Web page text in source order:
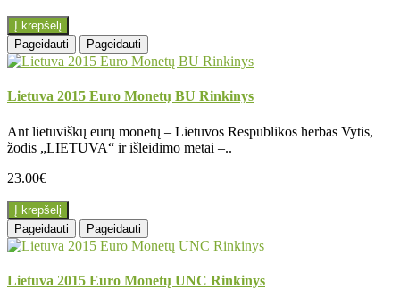
Į krepšelį
Pageidauti
Pageidauti
Lietuva 2015 Euro Monetų BU Rinkinys
Ant lietuviškų eurų monetų – Lietuvos Respublikos herbas Vytis,
žodis „LIETUVA“ ir išleidimo metai –..
23.00€
Į krepšelį
Pageidauti
Pageidauti
Lietuva 2015 Euro Monetų UNC Rinkinys